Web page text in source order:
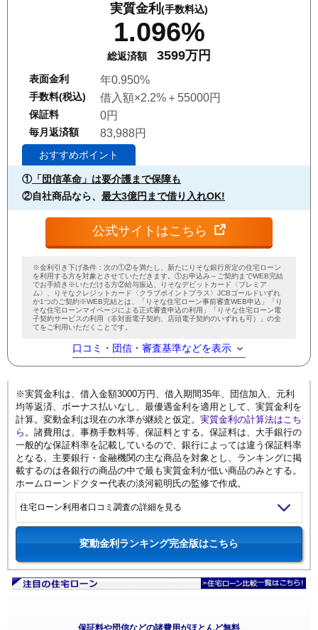
実質金利 (手数料込)
1.096%
総返済額 3599万円
表面金利 年0.950%
手数料(税込) 借入額×2.2%＋55000円
保証料 0円
毎月返済額 83,988円
おすすめポイント
①「団信革命」は要介護まで保障も
②自社商品なら、 最大3億円まで借り入れOK!
公式サイトはこちら
※金利引き下げ条件：次の①②を満たし、新たにりそな銀行所定の住宅ローン
を利用する方を対象とさせていただきます。①お申込み～ご契約までWEB完結
でお手続き※いただける方②給与振込、りそなデビットカード〈プレミア
ム〉、りそなクレジットカード〈クラブポイントプラス〉JCBゴールドいずれ
か1つのご契約※WEB完結とは、「りそな住宅ローン事前審査WEB申込」「り
そな住宅ローンマイページによる正式審査申込の利用」「りそな住宅ローン電
子契約サービスの利用（非対面電子契約、店頭電子契約のいずれも可）」の全
てをご利用いただくことです。
口コミ・団信・審査基準などを表示
※実質金利は、借入金額3000万円、借入期間35年、団信加入、元利
均等返済、ボーナス払いなし、最優遇金利を適用として、実質金利を
計算。変動金利は現在の水準が継続と仮定。 実質金利の計算法はこち
ら 。諸費用は、事務手数料等、保証料とする。保証料は、大手銀行の
一般的な保証料率を記載しているので、銀行によっては違う保証料率
となる。主要銀行・金融機関の主な商品を対象とし、ランキングに掲
載するのは各銀行の商品の中で最も実質金利が低い商品のみとする。
ホームローンドクター代表の淡河範明氏の監修で作成。
住宅ローン利用者口コミ調査の詳細を見る
変動金利ランキング完全版はこちら
保証料や団信などの諸費用がほとんど無料